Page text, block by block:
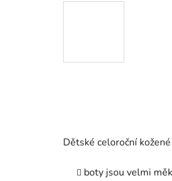
Dětské celoroční
boty jsou velmi